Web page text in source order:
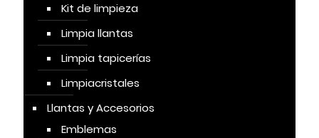
Kit de limpieza
Limpia llantas
Limpia tapicerías
Limpiacristales
Llantas y Accesorios
Emblemas